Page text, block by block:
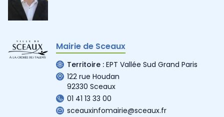
Mairie de Sceaux
Territoire : EPT Vallée Sud Grand Paris
122 rue Houdan
92330 Sceaux
01 41 13 33 00
sceauxinfomairie@sceaux.fr